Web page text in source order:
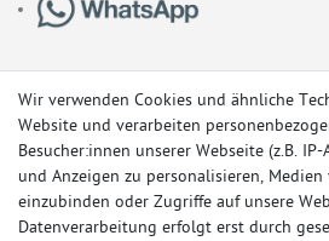
Wir verwenden Cookies und ähnliche
Website und verarbeiten
Besucher:innen unserer Webseite (z.B.
und Anzeigen zu personalisieren,
einzubinden oder Zugriffe auf unsere
Datenverarbeitung erfolgt erst durch